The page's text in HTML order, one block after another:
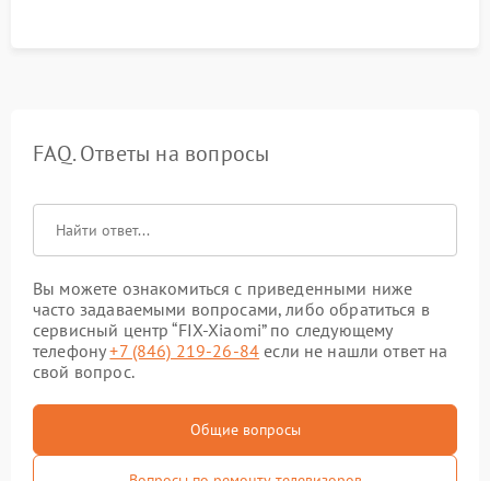
FAQ. Ответы на вопросы
Вы можете ознакомиться с приведенными ниже
часто задаваемыми вопросами, либо обратиться в
сервисный центр “FIX-Xiaomi” по следующему
телефону+7 (846) 219-26-84 если не нашли ответ на
свой вопрос.
Общие вопросы